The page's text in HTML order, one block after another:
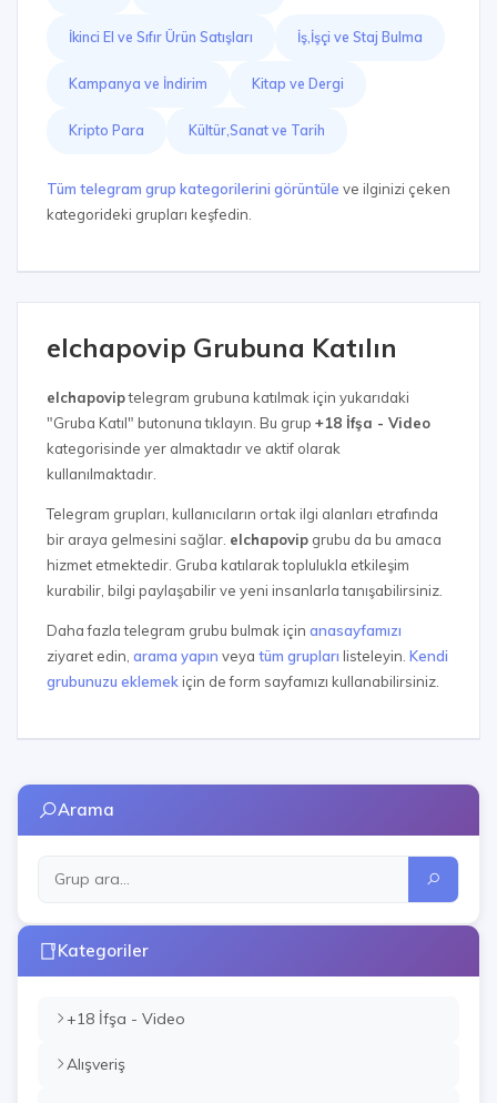
İkinci El ve Sıfır Ürün Satışları İş,İşçi ve Staj Bulma
Kampanya ve İndirim Kitap ve Dergi
Kripto Para Kültür,Sanat ve Tarih
Tüm telegram grup kategorilerini görüntüle ve ilginizi çeken
kategorideki grupları keşfedin.
elchapovip Grubuna Katılın
elchapoviptelegram grubuna katılmak için yukarıdaki
"Gruba Katıl" butonuna tıklayın. Bu grup +18 İfşa - Video
kategorisinde yer almaktadır ve aktif olarak
kullanılmaktadır.
Telegram grupları, kullanıcıların ortak ilgi alanları etrafında
bir araya gelmesini sağlar. elchapovip grubu da bu amaca
hizmet etmektedir. Gruba katılarak toplulukla etkileşim
kurabilir, bilgi paylaşabilir ve yeni insanlarla tanışabilirsiniz.
Daha fazla telegram grubu bulmak için anasayfamızı
ziyaret edin, arama yapın veya tüm grupları listeleyin. Kendi
grubunuzu eklemek için de form sayfamızı kullanabilirsiniz.
Arama
Kategoriler
+18 İfşa - Video
Alışveriş